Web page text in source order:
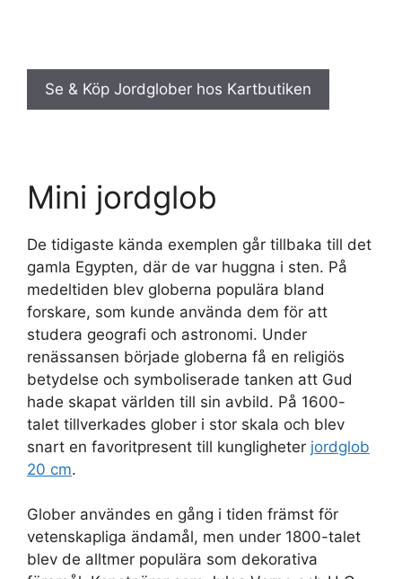
Se & Köp Jordglober hos Kartbutiken
Mini jordglob
De tidigaste kända exemplen går tillbaka till det
gamla Egypten, där de var huggna i sten. På
medeltiden blev globerna populära bland
forskare, som kunde använda dem för att
studera geografi och astronomi. Under
renässansen började globerna få en religiös
betydelse och symboliserade tanken att Gud
hade skapat världen till sin avbild. På 1600-
talet tillverkades glober i stor skala och blev
snart en favoritpresent till kungligheter jordglob
20 cm.
Glober användes en gång i tiden främst för
vetenskapliga ändamål, men under 1800-talet
blev de alltmer populära som dekorativa